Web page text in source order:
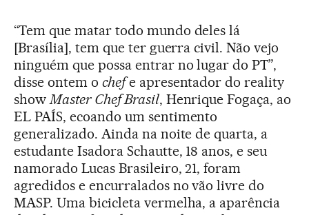
“Tem que matar todo mundo deles lá
[Brasília], tem que ter guerra civil. Não vejo
ninguém que possa entrar no lugar do PT”,
disse ontem o chefe apresentador do reality
showMaster Chef Brasil, Henrique Fogaça, ao
EL PAÍS, ecoando um sentimento
generalizado. Ainda na noite de quarta, a
estudante Isadora Schautte, 18 anos, e seu
namorado Lucas Brasileiro, 21, foram
agredidos e encurralados no vão livre do
MASP. Uma bicicleta vermelha, a aparência